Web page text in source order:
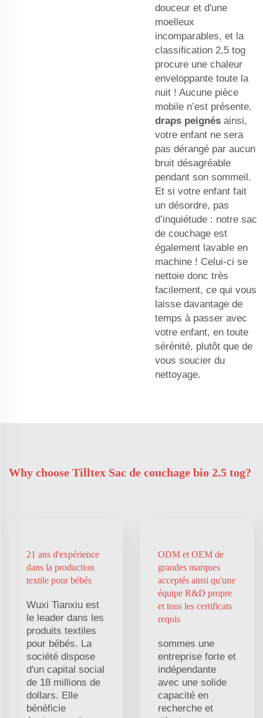
douceur et d'une
moelleux
incomparables, et la
classification 2,5 tog
procure une chaleur
enveloppante toute la
nuit ! Aucune pièce
mobile n’est présente.
draps peignés ainsi,
votre enfant ne sera
pas dérangé par aucun
bruit désagréable
pendant son sommeil.
Et si votre enfant fait
un désordre, pas
d’inquiétude : notre sac
de couchage est
également lavable en
machine ! Celui-ci se
nettoie donc très
facilement, ce qui vous
laisse davantage de
temps à passer avec
votre enfant, en toute
sérénité, plutôt que de
vous soucier du
nettoyage.
Why choose Tilltex Sac de couchage bio 2.5 tog?
21 ans d'expérience
dans la production
textile pour bébés
Wuxi Tianxiu est
le leader dans les
produits textiles
pour bébés. La
société dispose
d'un capital social
de 18 millions de
dollars. Elle
bénéficie
ODM et OEM de
grandes marques
acceptés ainsi qu'une
équipe R&D propre
et tous les certificats
requis
sommes une
entreprise forte et
indépendante
avec une solide
capacité en
recherche et